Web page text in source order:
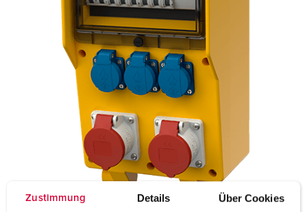
Zustimmung Details Über Cookies